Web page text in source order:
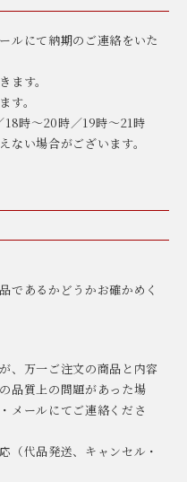
ルにて納期のご連絡をいた
ます。
す。
時〜20時／19時〜21時
い場合がございます。
であるかどうかお確かめく
、万一ご注文の商品と内容
品質上の問題があった場
メールにてご連絡くださ
（代品発送、キャンセル・